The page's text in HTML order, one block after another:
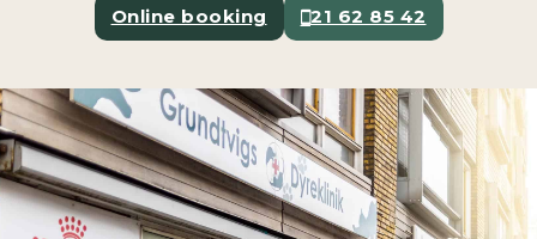
Online booking 21 62 85 42